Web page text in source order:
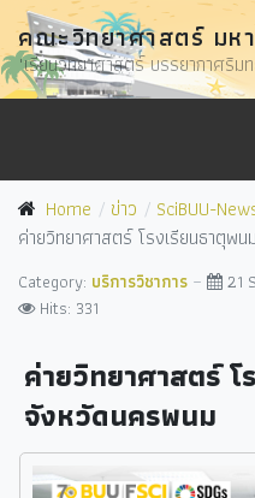
คณะวิทยาศาสตร์ มห
"เรียนวิทยาศาสตร์ บรรยากาศริมท
Home ข่าว SciBUU-
ค่ายวิทยาศาสตร์ โรงเรียนธาตุพ
Category: บริการวิชาการ
21
Hits: 331
ค่ายวิทยาศาสตร์
จังหวัดนครพนม